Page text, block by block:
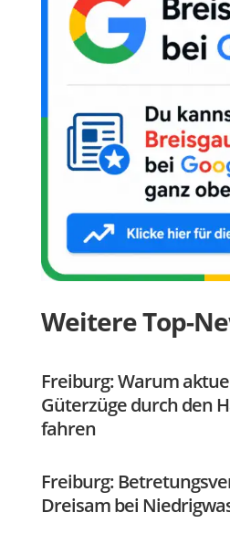
Weitere Top-
Freiburg: Warum
Güterzüge durch den
fahren
Freiburg:
Dreisam bei